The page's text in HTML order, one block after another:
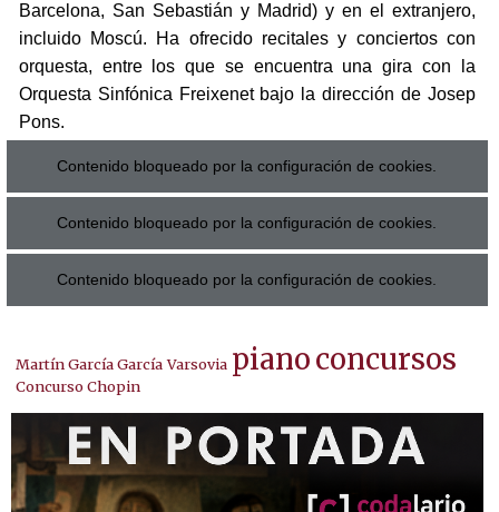
Barcelona, ​​San Sebastián y Madrid) y en el extranjero,
incluido Moscú. Ha ofrecido recitales y conciertos con
orquesta, entre los que se encuentra una gira con la
Orquesta Sinfónica Freixenet bajo la dirección de Josep
Pons.
Contenido bloqueado por la configuración de cookies.
Contenido bloqueado por la configuración de cookies.
Contenido bloqueado por la configuración de cookies.
Martín García García Varsovia pianoconcursos
Concurso Chopin